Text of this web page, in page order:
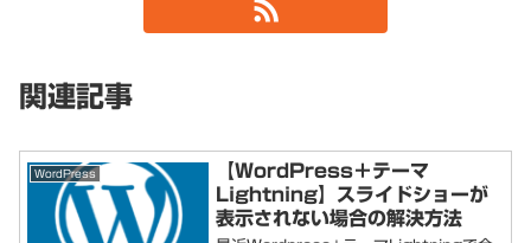
関連記事
WordPress
【WordPress＋テーマ
Lightning】スライドショーが
表示されない場合の解決方法